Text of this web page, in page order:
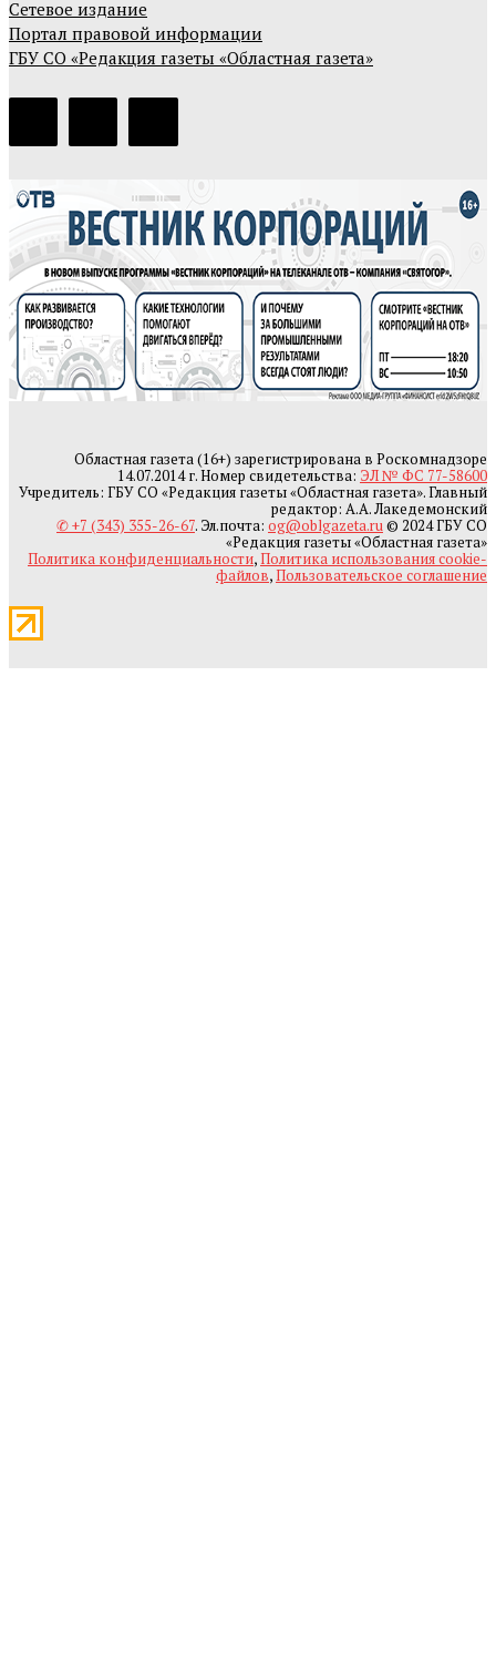
Сетевое издание
Портал правовой информации
ГБУ СО «Редакция газеты «Областная газета»
Областная газета (16+) зарегистрирована в Роскомнадзоре
14.07.2014 г. Номер свидетельства: ЭЛ № ФС 77-58600
Учредитель: ГБУ СО «Редакция газеты «Областная газета». Главный
редактор: А.А. Лакедемонский
✆ +7 (343) 355-26-67. Эл.почта: og@oblgazeta.ru© 2024 ГБУ СО
«Редакция газеты «Областная газета»
Политика конфиденциальности,Политика использования cookie-
файлов,Пользовательское соглашение